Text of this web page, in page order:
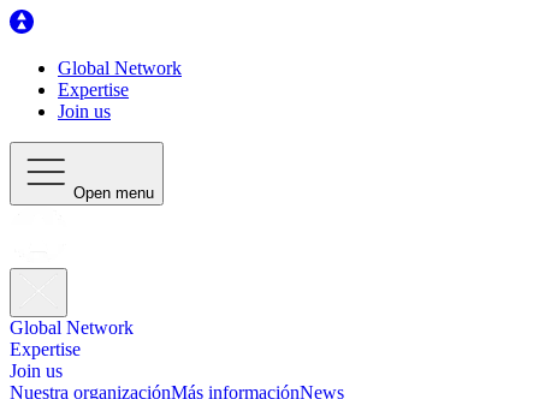
Global Network
Expertise
Join us
Open menu
Global Network
Expertise
Join us
Nuestra organizaciónMás informaciónNews